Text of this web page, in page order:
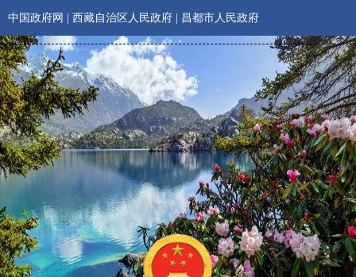
中国政府网 西藏自治区人民政府 昌都市人民政府